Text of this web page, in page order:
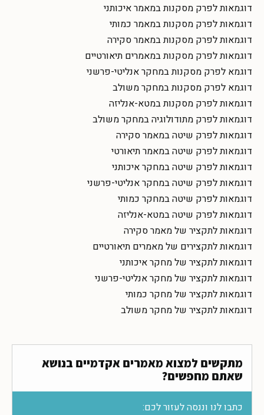
דוגמאות לפרק מסקנות במאמר איכותני
דוגמאות לפרק מסקנות במאמר כמותי
דוגמאות לפרק מסקנות במאמר סקירה
דוגמאות לפרק מסקנות במאמרים תיאורטיים
דוגמא לפרק מסקנות במחקר אנליטי-פרשני
דוגמא לפרק מסקנות במחקר משולב
דוגמאות לפרק מסקנות במטא-אנליזה
דוגמאות לפרק מתודולוגיה במחקר משולב
דוגמאות לפרק שיטה במאמר סקירה
דוגמאות לפרק שיטה במאמר תיאורטי
דוגמאות לפרק שיטה במחקר איכותני
דוגמאות לפרק שיטה במחקר אנליטי-פרשני
דוגמאות לפרק שיטה במחקר כמותי
דוגמאות לפרק שיטה במטא-אנליזה
דוגמאות לתקציר של מאמר סקירה
דוגמאות לתקצירים של מאמרים תיאורטיים
דוגמאות לתקציר של מחקר איכותני
דוגמאות לתקציר של מחקר אנליטי-פרשני
דוגמאות לתקציר של מחקר כמותי
דוגמאות לתקציר של מחקר משולב
מתקשים למצוא מאמרים אקדמיים בנושא
שאתם מחפשים?
כתבו לנו וננסה לעזור לכם: